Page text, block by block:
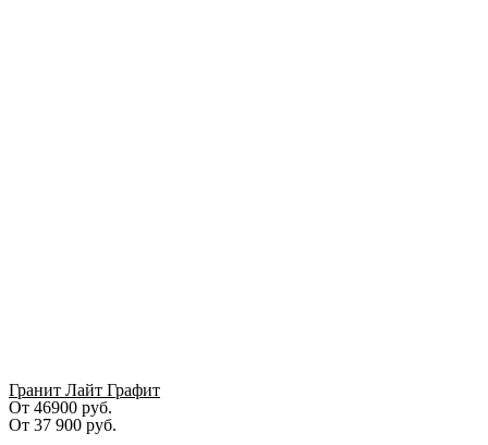
Гранит Лайт Графит
От 46900 руб.
От 37 900 руб.